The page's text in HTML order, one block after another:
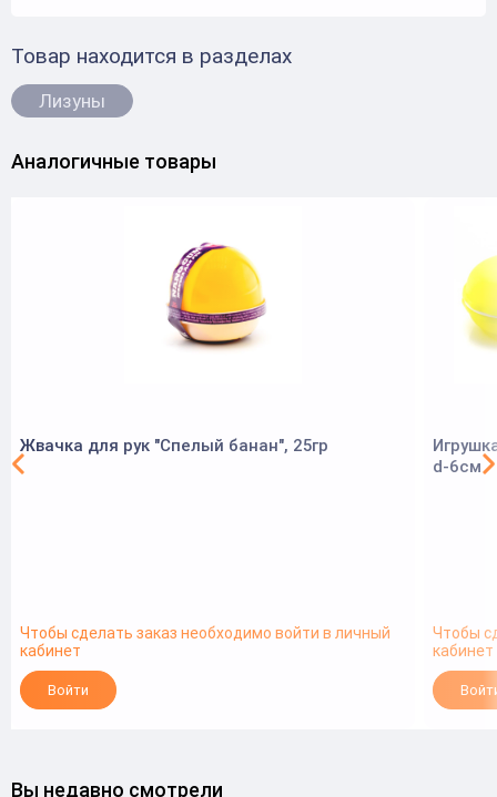
Товар находится в разделах
Лизуны
Аналогичные товары
Жвачка для рук "Спелый банан", 25гр
Чтобы сделать заказ необходимо войти в личный
кабинет
Войти
d-6см
Чтобы
кабинет
Вы недавно смотрели